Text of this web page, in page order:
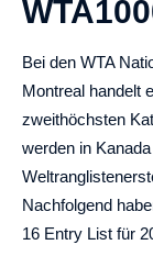
Bei den WTA
Montreal handelt
zweithöchsten
werden in
Nachfolgend
16 Entry List für